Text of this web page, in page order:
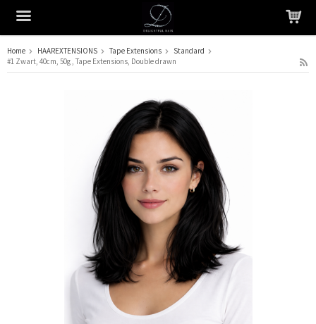
Het product is in je winkelmandje geplaatst
Home HAAREXTENSIONS Tape Extensions
Standard
#1 Zwart, 40cm, 50g , Tape Extensions, Double drawn